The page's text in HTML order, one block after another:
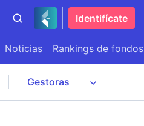
Identifícate
Noticias Rankings de fondos